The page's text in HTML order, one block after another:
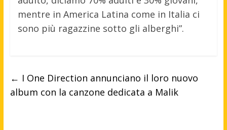
mentre in America Latina come in Italia ci
sono più ragazzine sotto gli alberghi”.
← I One Direction annunciano il loro nuovo
album con la canzone dedicata a Malik